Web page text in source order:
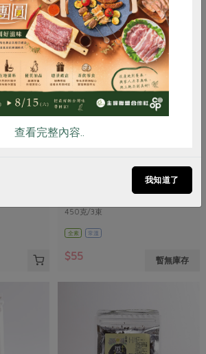
原味寬麵(麵本家)-450g/包
450克/3束
全素 常溫
$55 暫無庫存
RPET 食譜 減硝酸鹽
食安 共同購買
查看完整內容..
我知道了